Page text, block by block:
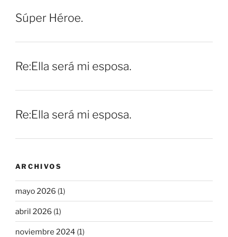
Súper Héroe.
Re:Ella será mi esposa.
Re:Ella será mi esposa.
ARCHIVOS
mayo 2026 (1)
abril 2026 (1)
noviembre 2024 (1)